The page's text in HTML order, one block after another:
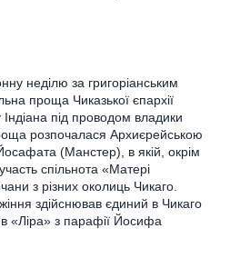
неділю за григоріанським
проща Чиказької єпархії
під проводом владики
розпочалася Архиєрейською
(Манстер), в якій, окрім
спільнота «Матері
з різних околиць Чикаго.
здійснював єдиний в Чикаго
«Ліра» з парафії Йосифа